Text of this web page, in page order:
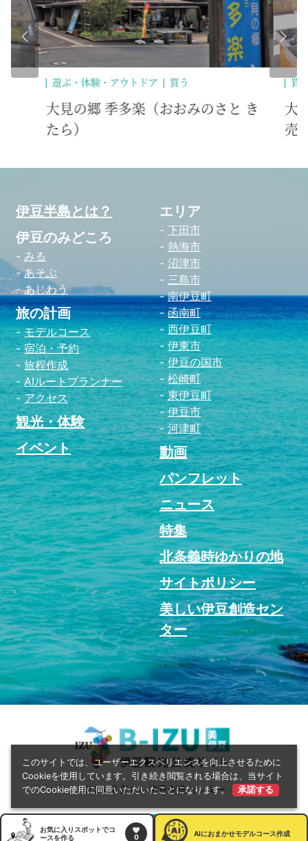
買う
大見とうふ（大見の郷 季多楽で販
売中）
歴
大
このサイトでは、ユーザーエクスペリエンスを向上させるために
Cookieを使用しています。引き続き閲覧される場合は、当サイト
でのCookie使用に同意いただいたことになります。
承諾する
お気に入りスポットでコ
ースを作る
0 AIにおまかせモデルコース作成
伊豆半島とは？
伊豆のみどころ
みる
あそぶ
あじわう
旅の計画
モデルコース
宿泊・予約
旅程作成
AIルートプランナー
アクセス
観光・体験
イベント
エリア
下田市
熱海市
沼津市
三島市
南伊豆町
函南町
西伊豆町
伊東市
伊豆の国市
松崎町
東伊豆町
伊豆市
河津町
動画
パンフレット
ニュース
特集
北条義時ゆかりの地
サイトポリシー
美しい伊豆創造セン
ター
© 2022 美しい伊豆創造センター